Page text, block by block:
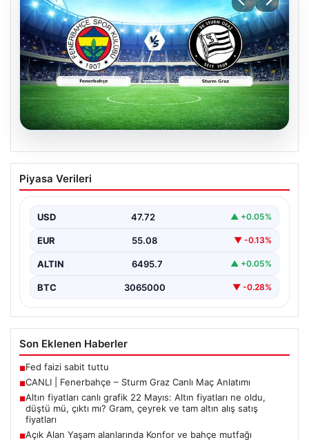
CANLI | Fenerbahçe – Sturm Graz Canlı
Maç Anlatımı
Piyasa Verileri
USD 47.72 ▲ +0.05%
EUR 55.08 ▼ -0.13%
ALTIN 6495.7 ▲ +0.05%
BTC 3065000 ▼ -0.28%
Son Eklenen Haberler
■Fed faizi sabit tuttu
■CANLI | Fenerbahçe – Sturm Graz Canlı Maç Anlatımı
■Altın fiyatları canlı grafik 22 Mayıs: Altın fiyatları ne oldu,
düştü mü, çıktı mı? Gram, çeyrek ve tam altın alış satış
fiyatları
■Açık Alan Yaşam alanlarında Konfor ve bahçe mutfağı